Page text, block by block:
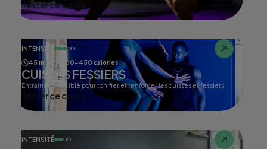
Tester ce cours
INTENSITÉ
45 min
400-450 calories
CUISSES FESSIERS
Entraînement ciblé pour tonifier et renforcer les cuisses et fessiers.
Tester ce cours
INTENSITÉ